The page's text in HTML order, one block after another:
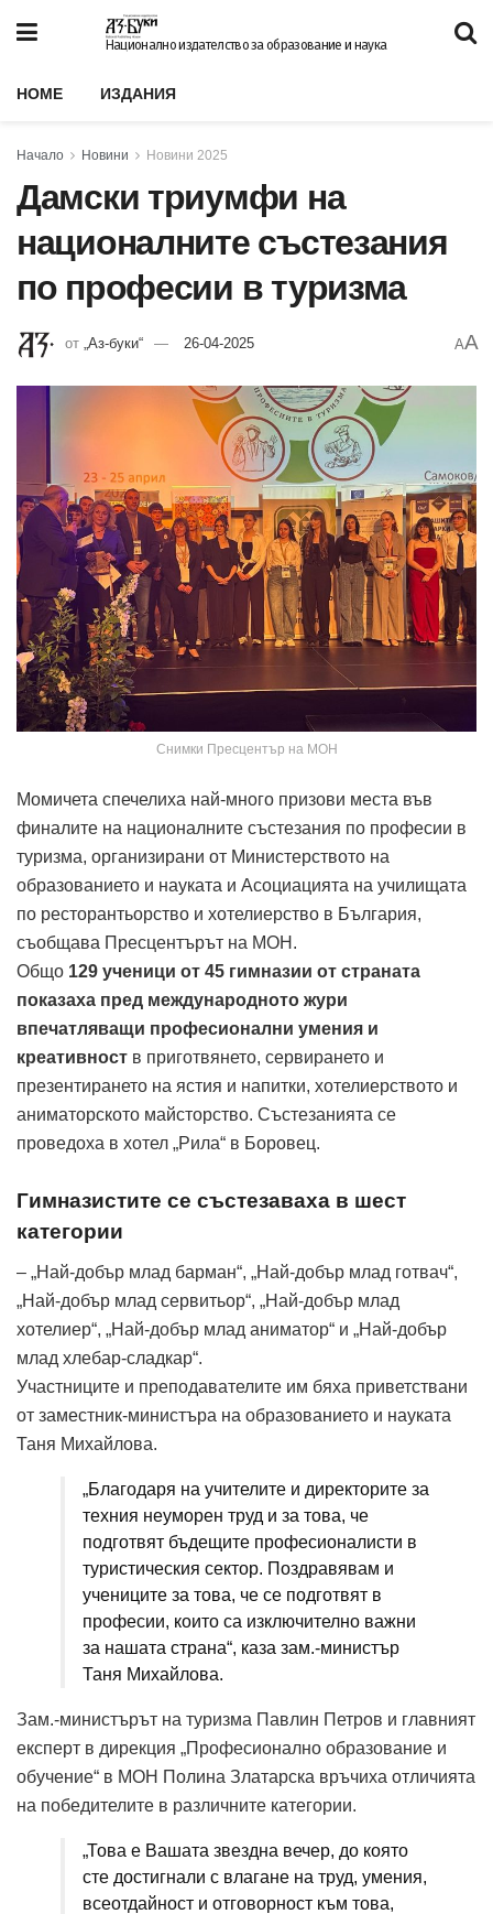
Национално издателство за образование и наука
HOME ИЗДАНИЯ
Начало Новини Новини 2025
Дамски триумфи на
националните състезания
по професии в туризма
от „Аз-буки“ 26-04-2025 AA
Снимки Пресцентър на МОН
Момичета спечелиха най-много призови места във
финалите на националните състезания по професии в
туризма, организирани от Министерството на
образованието и науката и Асоциацията на училищата
по ресторантьорство и хотелиерство в България,
съобщава Пресцентърът на МОН.
Общо 129 ученици от 45 гимназии от страната
показаха пред международното жури
впечатляващи професионални умения и
креативност в приготвянето, сервирането и
презентирането на ястия и напитки, хотелиерството и
аниматорското майсторство. Състезанията се
проведоха в хотел „Рила“ в Боровец.
Гимназистите се състезаваха в шест
категории
– „Най-добър млад барман“, „Най-добър млад готвач“,
„Най-добър млад сервитьор“, „Най-добър млад
хотелиер“, „Най-добър млад аниматор“ и „Най-добър
млад хлебар-сладкар“.
Участниците и преподавателите им бяха приветствани
от заместник-министъра на образованието и науката
Таня Михайлова.
„Благодаря на учителите и директорите за
техния неуморен труд и за това, че
подготвят бъдещите професионалисти в
туристическия сектор. Поздравявам и
учениците за това, че се подготвят в
професии, които са изключително важни
за нашата страна“, каза зам.-министър
Таня Михайлова.
Зам.-министърът на туризма Павлин Петров и главният
експерт в дирекция „Професионално образование и
обучение“ в МОН Полина Златарска връчиха отличията
на победителите в различните категории.
„Това е Вашата звездна вечер, до която
сте достигнали с влагане на труд, умения,
всеотдайност и отговорност към това,